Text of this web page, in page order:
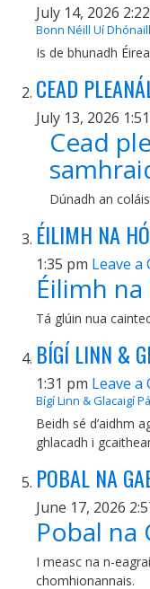
July 14, 2026
Bonn Néill Uí
Is de bhunadh
CEAD
July 13, 2026
Cead
Dúnadh an
ÉILIMH NA
1:35 pm Leave a
Éilimh
Tá glúin nua
BÍGÍ LINN &
1:31 pm Leave a
Bígí Linn & Glacaigí
Beidh sé d’aidhm
ghlacadh i
POBAL NA
June 17, 2026
Pobal na
I measc na n-
chomhionannais.